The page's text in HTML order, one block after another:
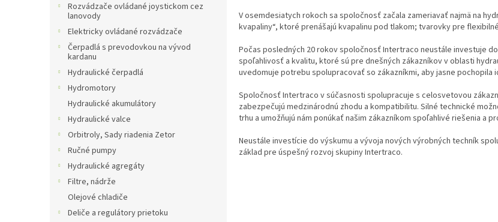
Rozvádzače ovládané joystickom cez
lanovody
Elektricky ovládané rozvádzače
Čerpadlá s prevodovkou na vývod
kardanu
Hydraulické čerpadlá
Hydromotory
Hydraulické akumulátory
Hydraulické valce
Orbitroly, Sady riadenia Zetor
Ručné pumpy
Hydraulické agregáty
Filtre, nádrže
Olejové chladiče
Deliče a regulátory prietoku
V osemdesiatych rokoch sa spoločnosť začala zameriavať najmä na
kvapaliny“, ktoré prenášajú kvapalinu pod tlakom; tvarovky pre
Počas posledných 20 rokov spoločnosť Intertraco neustále investuje
spoľahlivosť a kvalitu, ktoré sú pre dnešných zákazníkov v oblasti
uvedomuje potrebu spolupracovať so zákazníkmi, aby jasne
Spoločnosť Intertraco v súčasnosti spolupracuje s celosvetovou
zabezpečujú medzinárodnú zhodu a kompatibilitu. Silné technické
trhu a umožňujú nám ponúkať našim zákazníkom spoľahlivé riešenia a
Neustále investície do výskumu a vývoja nových výrobných techník
základ pre úspešný rozvoj skupiny Intertraco.